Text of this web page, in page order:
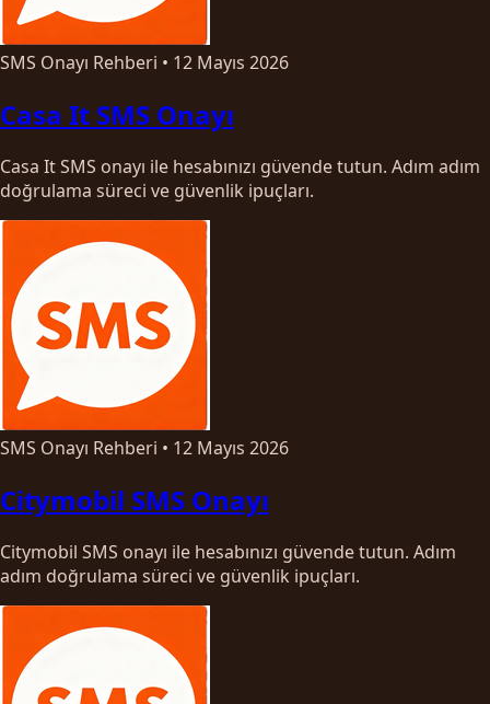
SMS Onayı Rehberi • 12 Mayıs 2026
Casa It SMS Onayı
Casa It SMS onayı ile hesabınızı güvende tutun. Adım adım
doğrulama süreci ve güvenlik ipuçları.
SMS Onayı Rehberi • 12 Mayıs 2026
Citymobil SMS Onayı
Citymobil SMS onayı ile hesabınızı güvende tutun. Adım
adım doğrulama süreci ve güvenlik ipuçları.